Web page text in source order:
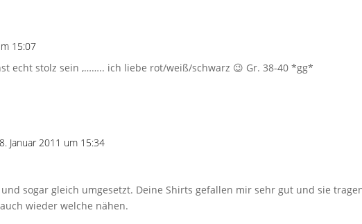
15:07
echt stolz sein ,…….. ich liebe rot/weiß/schwarz 😉 Gr. 38-40 *gg*
Januar 2011 um 15:34
sogar gleich umgesetzt. Deine Shirts gefallen mir sehr gut und sie
wieder welche nähen.